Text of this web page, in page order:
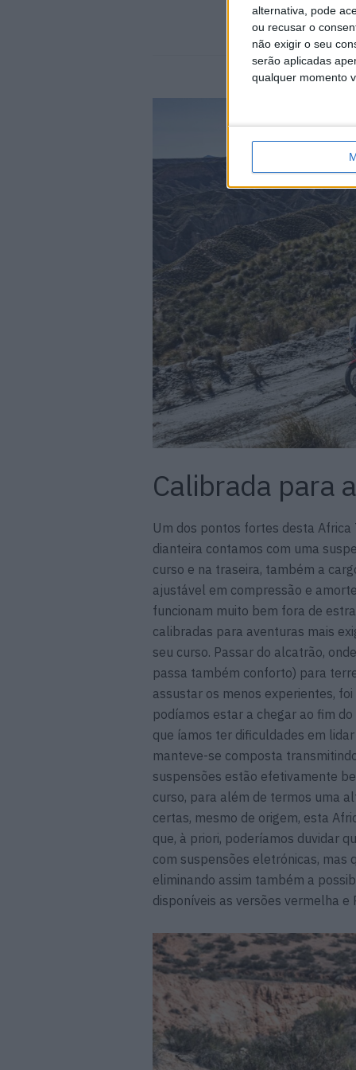
alternativa, pode
ou recusar o
não exigir o seu
serão aplicadas
qualquer momento
Calibrada para
Um dos pontos fortes desta Africa
dianteira contamos com uma
curso e na traseira, também a
ajustável em compressão e
funcionam muito bem fora de
calibradas para aventuras mais
seu curso. Passar do alcatrão,
passa também conforto) para
assustar os menos experientes,
podíamos estar a chegar ao fim
que íamos ter dificuldades em
manteve-se composta
suspensões estão efetivamente
curso, para além de termos uma
certas, mesmo de origem, esta
que, à priori, poderíamos duvidar
com suspensões eletrónicas, mas
eliminando assim também a
disponíveis as versões vermelha e